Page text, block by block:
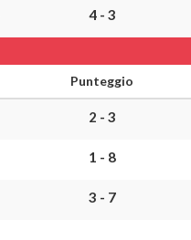
4 - 3
Punteggio
2 - 3
1 - 8
3 - 7